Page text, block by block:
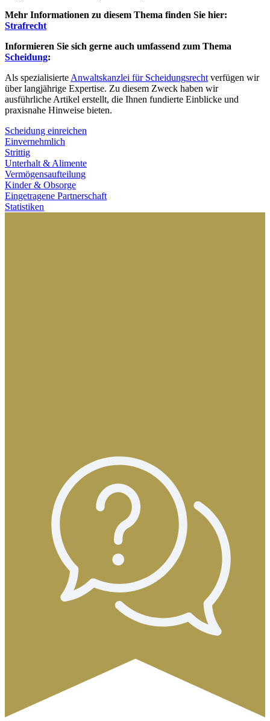
Mehr Informationen zu diesem Thema finden Sie hier:
Strafrecht
Informieren Sie sich gerne auch umfassend zum Thema
Scheidung:
Als spezialisierte Anwaltskanzlei für Scheidungsrecht verfügen wir
über langjährige Expertise. Zu diesem Zweck haben wir
ausführliche Artikel erstellt, die Ihnen fundierte Einblicke und
praxisnahe Hinweise bieten.
Scheidung einreichen
Einvernehmlich
Strittig
Unterhalt & Alimente
Vermögensaufteilung
Kinder & Obsorge
Eingetragene Partnerschaft
Statistiken